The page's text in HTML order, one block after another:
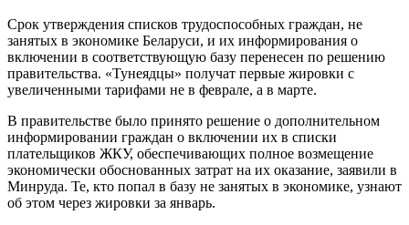
Срок утверждения списков трудоспособных граждан, не
занятых в экономике Беларуси, и их информирования о
включении в соответствующую базу перенесен по решению
правительства. «Тунеядцы» получат первые жировки с
увеличенными тарифами не в феврале, а в марте.
В правительстве было принято решение о дополнительном
информировании граждан о включении их в списки
плательщиков ЖКУ, обеспечивающих полное возмещение
экономически обоснованных затрат на их оказание, заявили в
Минруда. Те, кто попал в базу не занятых в экономике, узнают
об этом через жировки за январь.